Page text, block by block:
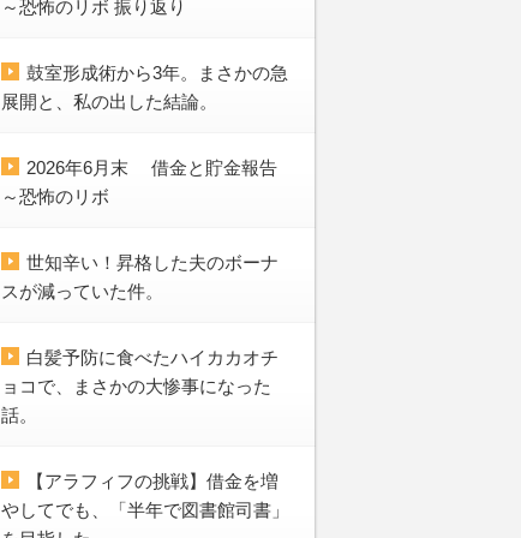
～恐怖のリボ 振り返り
鼓室形成術から3年。まさかの急
展開と、私の出した結論。
2026年6月末 借金と貯金報告
～恐怖のリボ
世知辛い！昇格した夫のボーナ
スが減っていた件。
白髪予防に食べたハイカカオチ
ョコで、まさかの大惨事になった
話。
【アラフィフの挑戦】借金を増
やしてでも、「半年で図書館司書」